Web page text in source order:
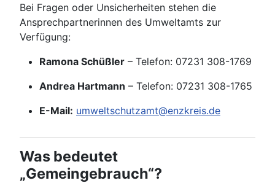
Bei Fragen oder Unsicherheiten stehen die
Ansprechpartnerinnen des Umweltamts zur
Verfügung:
Ramona Schüßler – Telefon: 07231 308-1769
Andrea Hartmann – Telefon: 07231 308-1765
E-Mail: umweltschutzamt@enzkreis.de
Was bedeutet
„Gemeingebrauch“?